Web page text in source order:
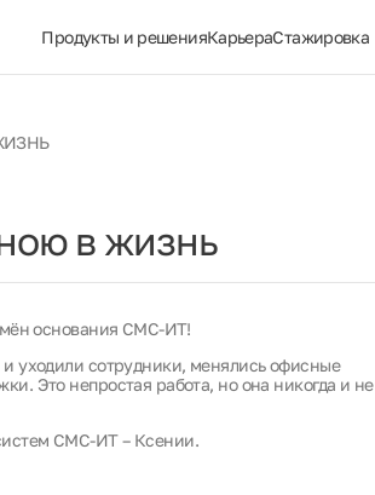
Продукты и решенияКарьераСтажировка
в жизнь
основания СМС-ИТ!
уходили сотрудники, менялись офисные
Это непростая работа, но она никогда и не
СМС-ИТ – Ксении.